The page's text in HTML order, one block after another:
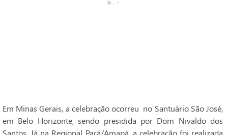
Em Minas Gerais, a celebração ocorreu no Santuário São José,
em Belo Horizonte, sendo presidida por Dom Nivaldo dos
Santos. Já na Regional Pará/Amapá, a celebração foi realizada